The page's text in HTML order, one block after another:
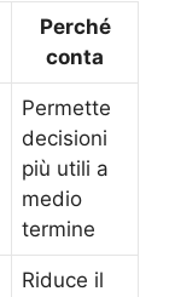
Perché
conta
Permette
decisioni
più utili a
medio
termine
Riduce il